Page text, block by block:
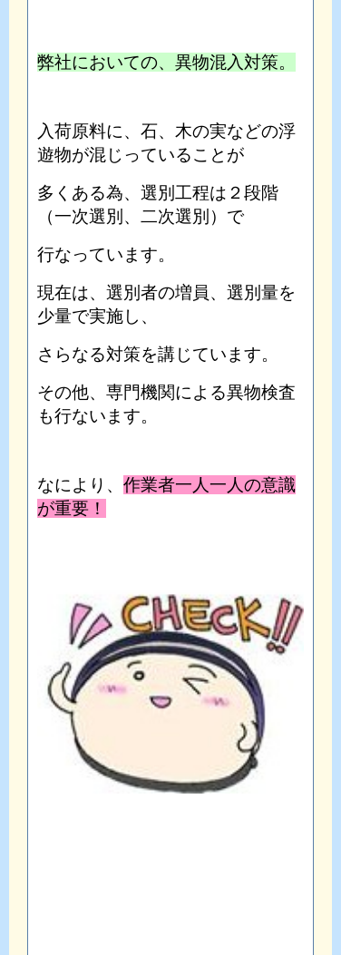
弊社においての、異物混入対策。
入荷原料に、石、木の実などの浮
遊物が混じっていることが
多くある為、選別工程は２段階
（一次選別、二次選別）で
行なっています。
現在は、選別者の増員、選別量を
少量で実施し、
さらなる対策を講じています。
その他、専門機関による異物検査
も行ないます。
なにより、 作業者一人一人の意識
が重要！